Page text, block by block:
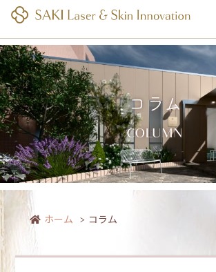
コラム
COLUMN
2025年12月｜南越谷病院 皮膚科・美容皮膚科・レー
ホーム コラム